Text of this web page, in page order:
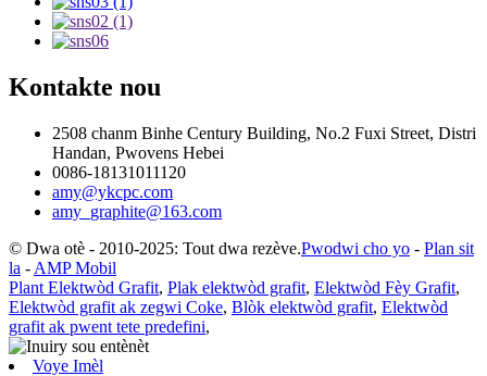
Kontakte nou
2508 chanm Binhe Century Building, No.2 Fuxi Street, Distri
Handan, Pwovens Hebei
0086-18131011120
amy@ykcpc.com
amy_graphite@163.com
© Dwa otè - 2010-2025: Tout dwa rezève.Pwodwi cho yo - Plan sit
la - AMP Mobil
Plant Elektwòd Grafit, Plak elektwòd grafit, Elektwòd Fèy Grafit,
Elektwòd grafit ak zegwi Coke, Blòk elektwòd grafit, Elektwòd
grafit ak pwent tete predefini,
Voye Imèl